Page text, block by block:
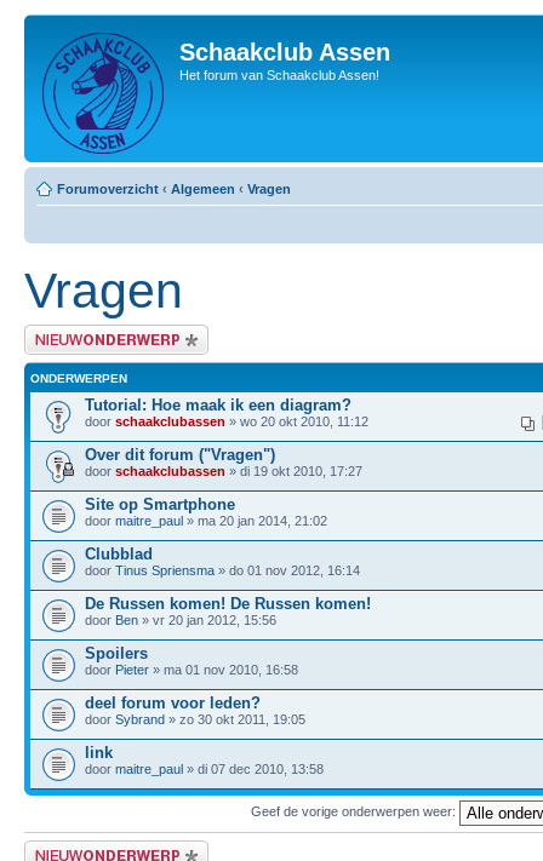
Schaakclub Assen
Het forum van Schaakclub Assen!
Forumoverzicht ‹ Algemeen ‹ Vragen
Vragen
Plaats een nieuw bericht
ONDERWERPEN
Tutorial: Hoe maak ik een diagram?
door schaakclubassen » wo 20 okt 2010, 11:12
Over dit forum ("Vragen")
door schaakclubassen » di 19 okt 2010, 17:27
Site op Smartphone
door maitre_paul » ma 20 jan 2014, 21:02
Clubblad
door Tinus Spriensma » do 01 nov 2012, 16:14
De Russen komen! De Russen komen!
door Ben » vr 20 jan 2012, 15:56
Spoilers
door Pieter » ma 01 nov 2010, 16:58
deel forum voor leden?
door Sybrand » zo 30 okt 2011, 19:05
link
door maitre_paul » di 07 dec 2010, 13:58
Geef de vorige onderwerpen weer:
Plaats een nieuw bericht